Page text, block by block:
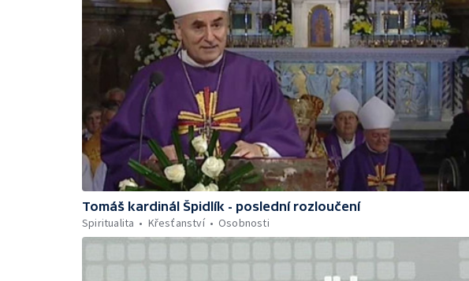
Tomáš kardinál Špidlík - poslední rozloučení
Spiritualita
Křesťanství Osobnosti